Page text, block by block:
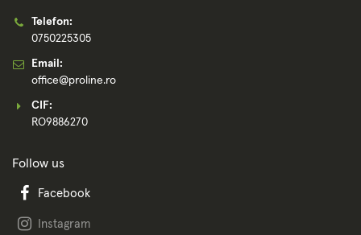
Telefon:
0750225305
Email:
office@proline.ro
CIF:
RO9886270
Follow us
Facebook
Instagram